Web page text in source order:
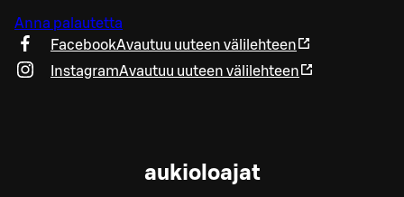
Anna palautetta
FacebookAvautuu uuteen välilehteen
InstagramAvautuu uuteen välilehteen
aukioloajat